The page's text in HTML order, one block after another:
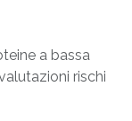
a bassa
rischi